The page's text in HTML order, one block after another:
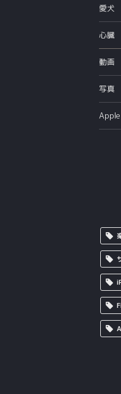
愛犬
心臓
動画
写真
Apple